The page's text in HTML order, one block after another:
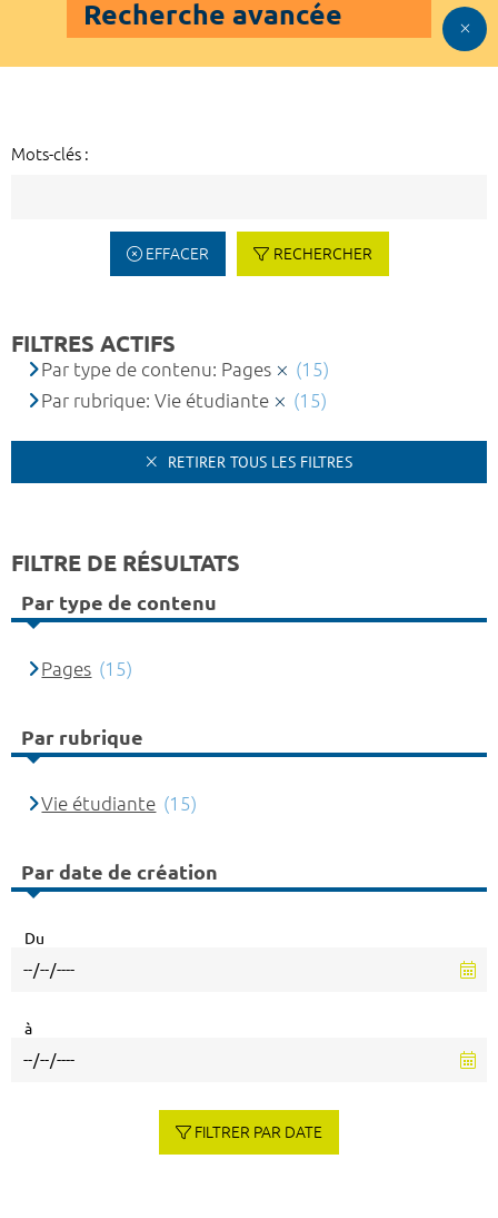
Recherche avancée
Mots-clés :
EFFACER RECHERCHER
FILTRES ACTIFS
Par type de contenu: Pages
(15)
Par rubrique: Vie étudiante
(15)
RETIRER TOUS LES FILTRES
FILTRE DE RÉSULTATS
Par type de contenu
Pages (15)
Par rubrique
Vie étudiante (15)
Par date de création
Du
à
FILTRER PAR DATE